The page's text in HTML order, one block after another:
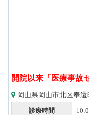
開院以来「医療事故
岡山県岡山市北区奉
診療時間